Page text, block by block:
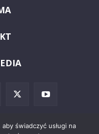
świadczyć usługi na